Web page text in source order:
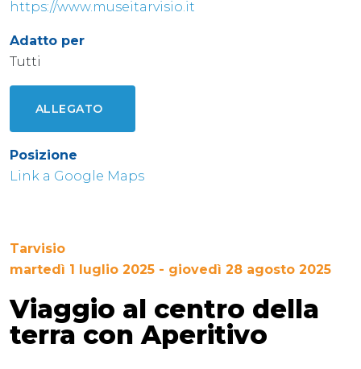
https://www.museitarvisio.it
Adatto per
Tutti
ALLEGATO
Posizione
Link a Google Maps
Tarvisio
martedì 1 luglio 2025 - giovedì 28 agosto 2025
Viaggio al centro della
terra con Aperitivo